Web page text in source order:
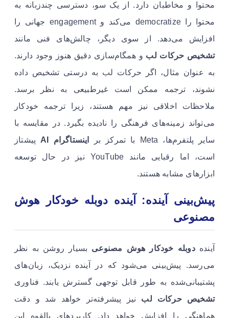
محتوا و مخاطبان دارد. از یک سو، دسترسی چندزبانه به
محتوا را democratize می‌کند و engagement جهانی را
افزایش می‌دهد. از سوی دیگر، چالش‌های فنی مانند
تشخیص حرکات لب و همگام‌سازی دقیق هنوز وجود دارند.
به عنوان مثال، اگر حرکات لب به درستی تشخیص داده
نشوند، ترجمه ممکن است غیرطبیعی به نظر برسد.
ملاحظات اخلاقی نیز مهم هستند، زیرا ترجمه خودکار
می‌تواند زمینه‌های فرهنگی را نادیده بگیرد. در مقایسه با
سایر پلتفرم‌ها، Meta با تمرکز بر
اینستاگرام AI
پیشتاز
است، اما رقبایی مانند YouTube نیز در حال توسعه
ابزارهای مشابه هستند.
پیش‌بینی آینده: آینده دوبله خودکار هوش
مصنوعی
آیندهدوبله خودکار هوش مصنوعی بسیار روشن به نظر
می‌رسد. پیش‌بینی می‌شود که در آینده نزدیک، زبان‌های
پشتیبانی‌شده به طور قابل توجهی گسترش یابند. فناوری
تشخیص حرکات لب نیز پیشرفته‌تر خواهد شد و دقت
هماهنگی را افزایش خواهد داد. کاربردهای بالقوه این